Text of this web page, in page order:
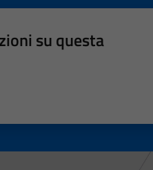
su questa